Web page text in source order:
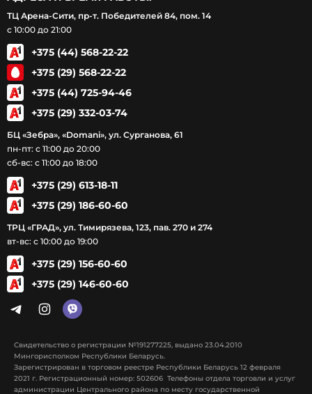
ТЦ Арена-Сити, пр-т. Победителей 84, пом. 14
с 10:00 до 21:00
+375 (44) 568-22-22
+375 (29) 568-22-22
+375 (44) 725-94-46
+375 (29) 332-03-74
БЦ «Зебра», «Domani», ул. Сурганова, 61
пн-пт: с 11:00 до 20:00
сб-вс: с 11:00 до 18:00
+375 (29) 613-18-11
+375 (29) 186-60-60
ТРЦ «ГРАД», ул. Тимирязева, 123, пав. 270 и 274
вт-вс: с 10:00 до 19:00
+375 (29) 156-60-60
+375 (29) 146-60-60
Свидетельство о регистрации №191277225, выдано 23.04.2010
Мингорисполком Республики Беларусь.
Зарегистрирован в торговом реестре Республики Беларусь 12 февраля
2021 г. Регистрационный номер: 502606 Телефоны отдела торговли и услуг
администрации Центрального района по месту государственной